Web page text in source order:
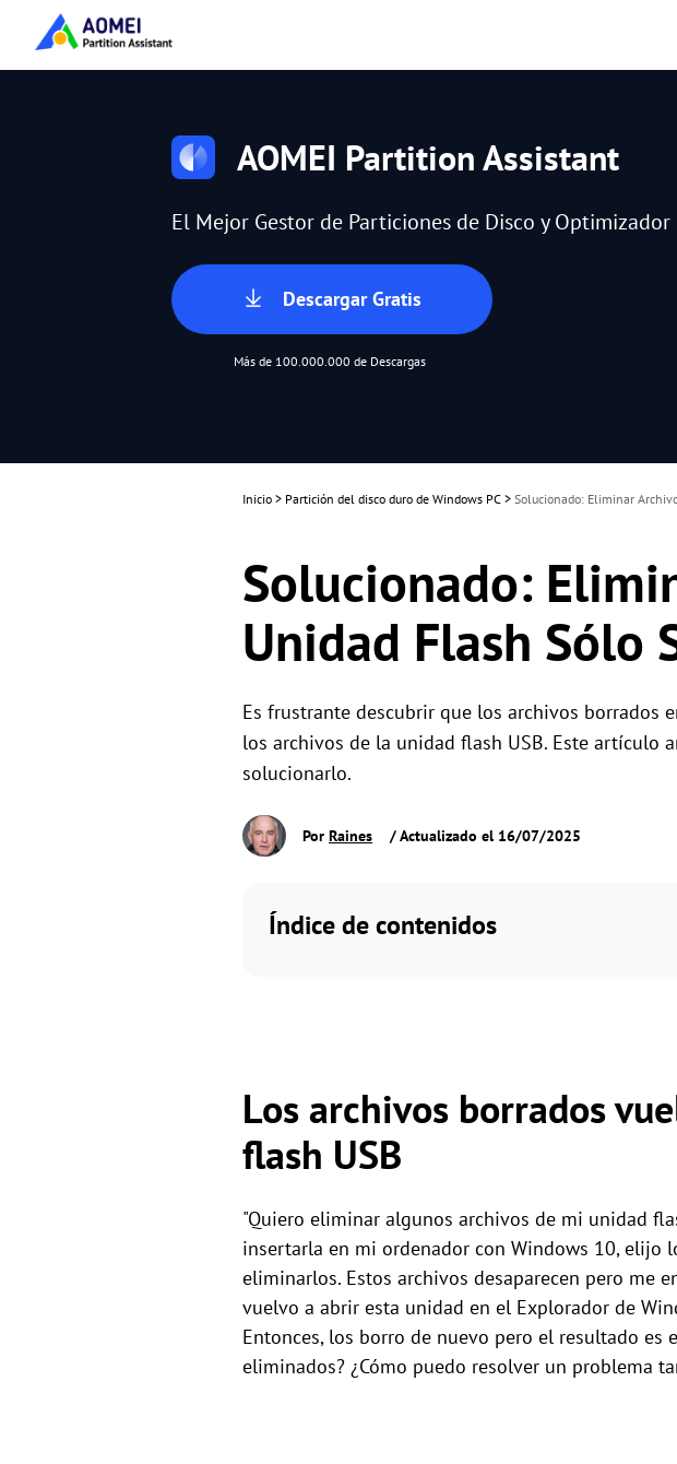
AOMEI Partition Assistant
El Mejor Gestor de Particiones de Disco y Optimizador
Descargar Gratis
Más de 100.000.000 de Descargas
Inicio > Partición del disco duro de Windows PC > Solucionado: Eliminar
Solucionado:
Unidad Flash Sólo
Es frustrante descubrir que los archivos borrados
los archivos de la unidad flash USB. Este artículo
solucionarlo.
Por Raines / Actualizado el 16/07/2025
Índice de contenidos
Los archivos borrados
flash USB
"Quiero eliminar algunos archivos de mi unidad
insertarla en mi ordenador con Windows 10, elijo
eliminarlos. Estos archivos desaparecen pero me
vuelvo a abrir esta unidad en el Explorador de
Entonces, los borro de nuevo pero el resultado es
eliminados? ¿Cómo puedo resolver un problema